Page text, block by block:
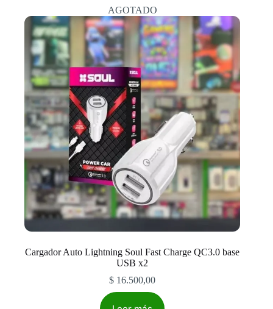
AGOTADO
Cargador Auto Lightning Soul Fast Charge QC3.0 base
USB x2
$ 16.500,00